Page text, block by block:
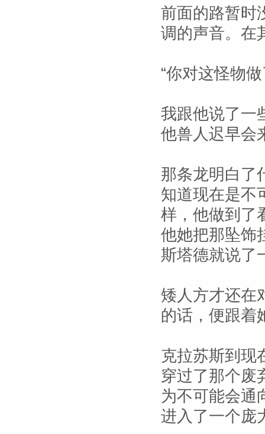
前面的路暂时
调的声音。在
“你对这怪物
我跟他说了一
他兽人迟早会
那条龙明白了
知道现在是不
样，他做到了
他她把那坠饰
斯塔德就说了
矮人方才还在
的话，便跟着
克拉苏斯到现
穿过了那个废
为不可能会通
进入了一个庞